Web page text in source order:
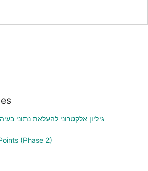
גיליון אלקטרוני להעלאת נתוני
(Phase 2)